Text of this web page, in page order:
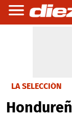
LA SELECCIÓN